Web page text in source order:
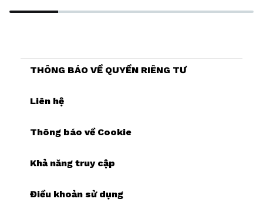
THÔNG BÁO VỀ QUYỀN RIÊNG TƯ
Liên hệ
Thông báo về Cookie
Khả năng truy cập
Điều khoản sử dụng